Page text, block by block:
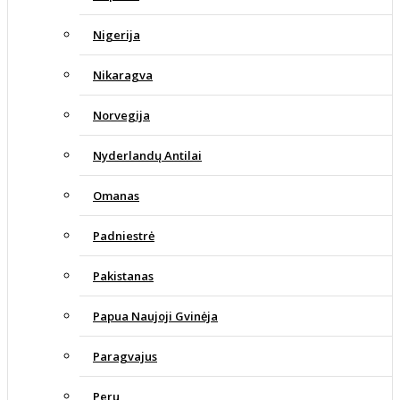
Nigerija
Nikaragva
Norvegija
Nyderlandų Antilai
Omanas
Padniestrė
Pakistanas
Papua Naujoji Gvinėja
Paragvajus
Peru